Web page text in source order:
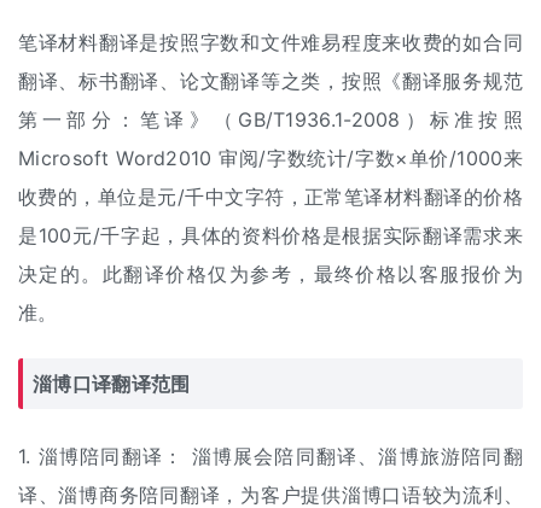
笔译材料翻译是按照字数和文件难易程度来收费的如合同
翻译、标书翻译、论文翻译等之类，按照《翻译服务规范
第一部分：笔译》（GB/T1936.1-2008）标准按照
Microsoft Word2010 审阅/字数统计/字数×单价/1000来
收费的，单位是元/千中文字符，正常笔译材料翻译的价格
是100元/千字起，具体的资料价格是根据实际翻译需求来
决定的。此翻译价格仅为参考，最终价格以客服报价为
准。
淄博口译翻译范围
1. 淄博陪同翻译： 淄博展会陪同翻译、淄博旅游陪同翻
译、淄博商务陪同翻译，为客户提供淄博口语较为流利、